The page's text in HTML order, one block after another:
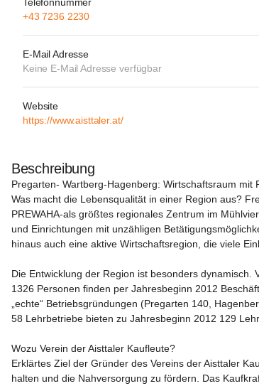
+43 7236 2230
E-Mail Adresse
Keine E-Mail Adresse verfügbar
Website
https://www.aisttaler.at/
Beschreibung
Pregarten- Wartberg-Hagenberg: Wirtschaftsraum mit
Was macht die Lebensqualität in einer Region aus?
PREWAHA-als größtes regionales Zentrum im
und Einrichtungen mit unzähligen
hinaus auch eine aktive Wirtschaftsregion, die viele
Die Entwicklung der Region ist besonders
1326 Personen finden per Jahresbeginn 2012
„echte“ Betriebsgründungen (Pregarten 140,
58 Lehrbetriebe bieten zu Jahresbeginn 2012 129
Wozu Verein der Aisttaler Kaufleute?
Erklärtes Ziel der Gründer des Vereins der Aisttaler
halten und die Nahversorgung zu fördern. Das